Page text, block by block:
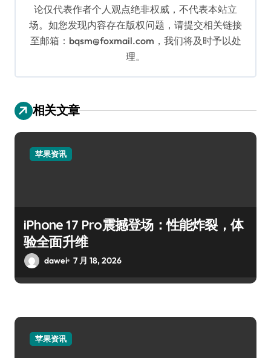
论仅代表作者个人观点绝非权威，不代表本站立
场。如您发现内容存在版权问题，请提交相关链接
至邮箱：bqsm@foxmail.com，我们将及时予以处
理。
相关文章
苹果资讯
iPhone 17 Pro震撼登场：性能炸裂，体
验全面升维
dawei 7 月 18, 2026
苹果资讯